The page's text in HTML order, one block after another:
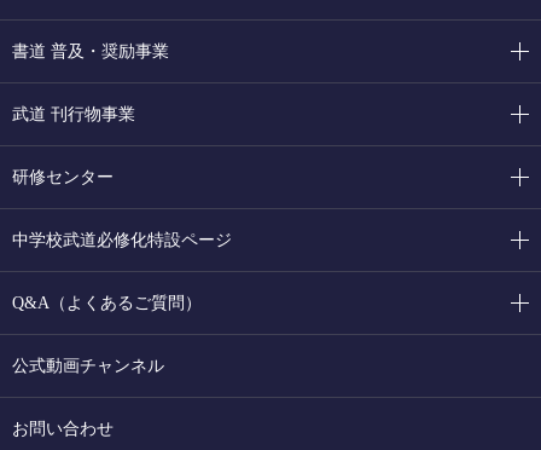
書道 普及・奨励事業
武道 刊行物事業
研修センター
中学校武道必修化特設ページ
Q&A（よくあるご質問）
公式動画チャンネル
お問い合わせ